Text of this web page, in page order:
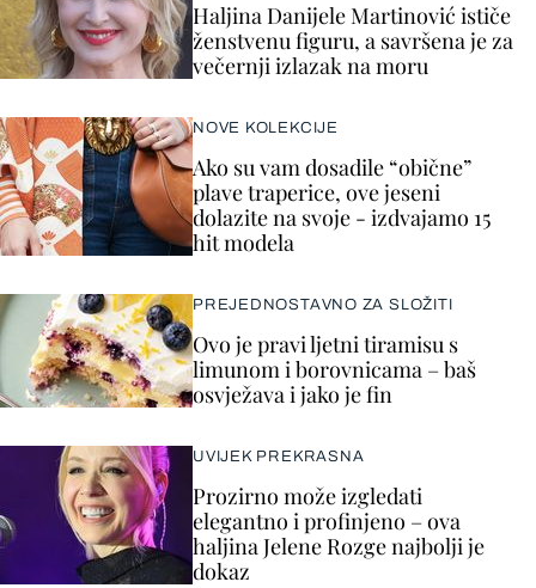
Haljina Danijele Martinović ističe
ženstvenu figuru, a savršena je za
večernji izlazak na moru
NOVE KOLEKCIJE
Ako su vam dosadile “obične”
plave traperice, ove jeseni
dolazite na svoje - izdvajamo 15
hit modela
PREJEDNOSTAVNO ZA SLOŽITI
Ovo je pravi ljetni tiramisu s
limunom i borovnicama – baš
osvježava i jako je fin
UVIJEK PREKRASNA
Prozirno može izgledati
elegantno i profinjeno – ova
haljina Jelene Rozge najbolji je
dokaz